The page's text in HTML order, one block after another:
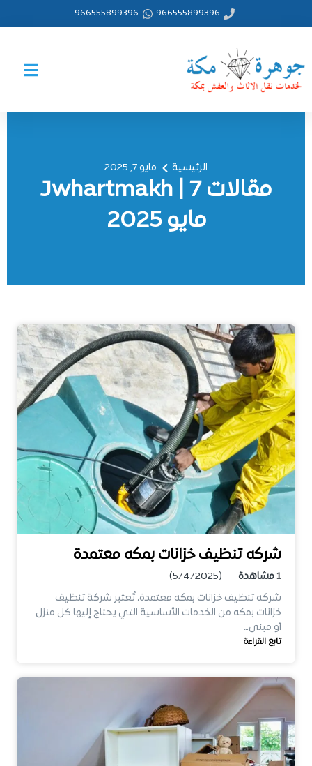
966555899396
966555899396
الرئيسية مايو 7, 2025
مقالات Jwhartmakh | 7
مايو 2025
شركه تنظيف خزانات بمكه معتمدة
1مشاهدة
(5/4/2025)
شركه تنظيف خزانات بمكه معتمدة، تُعتبر شركة تنظيف
خزانات بمكه من الخدمات الأساسية التي يحتاج إليها كل منزل
أو مبنى…
تابع القراءة